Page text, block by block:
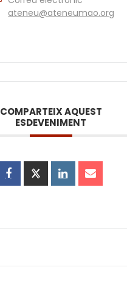
ateneu@ateneumao.org
COMPARTEIX AQUEST
ESDEVENIMENT